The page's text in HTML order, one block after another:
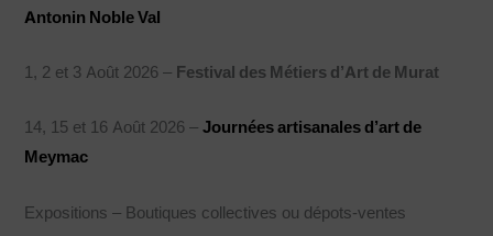
Antonin Noble Val
1, 2 et 3 Août 2026 – Festival des Métiers d’Art de Murat
14, 15 et 16 Août 2026 – Journées artisanales d’art de
Meymac
Expositions – Boutiques collectives ou dépots-ventes